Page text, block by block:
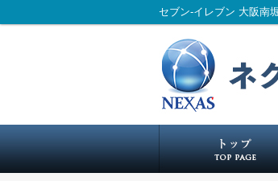
セブン-イレブン 大阪南